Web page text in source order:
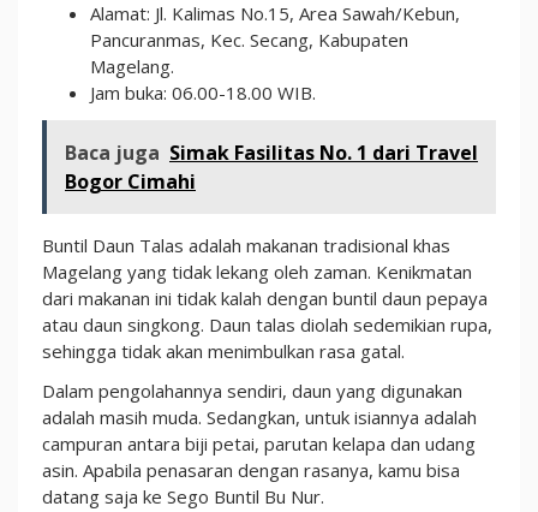
Alamat: Jl. Kalimas No.15, Area Sawah/Kebun,
Pancuranmas, Kec. Secang, Kabupaten
Magelang.
Jam buka: 06.00-18.00 WIB.
Baca juga Simak Fasilitas No. 1 dari Travel
Bogor Cimahi
Buntil Daun Talas adalah makanan tradisional khas
Magelang yang tidak lekang oleh zaman. Kenikmatan
dari makanan ini tidak kalah dengan buntil daun pepaya
atau daun singkong. Daun talas diolah sedemikian rupa,
sehingga tidak akan menimbulkan rasa gatal.
Dalam pengolahannya sendiri, daun yang digunakan
adalah masih muda. Sedangkan, untuk isiannya adalah
campuran antara biji petai, parutan kelapa dan udang
asin. Apabila penasaran dengan rasanya, kamu bisa
datang saja ke Sego Buntil Bu Nur.